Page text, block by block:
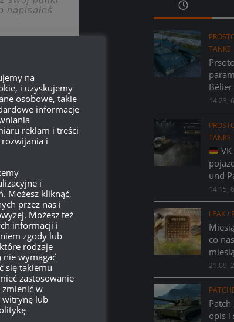
dane Twoich
TANKS
Bélier
14:23,
TANKS
und
14:15,
LEAK/
co
21:09,
Patch
opis i
na
i uzyskujemy
osobowe, takie
informacje
reklam i treści
i
i
Możesz kliknąć,
przez nas i
Możesz też
informacji i
zgody lub
rodzaje
nie wymagać
się takiemu
zastosowanie
w
witrynę lub